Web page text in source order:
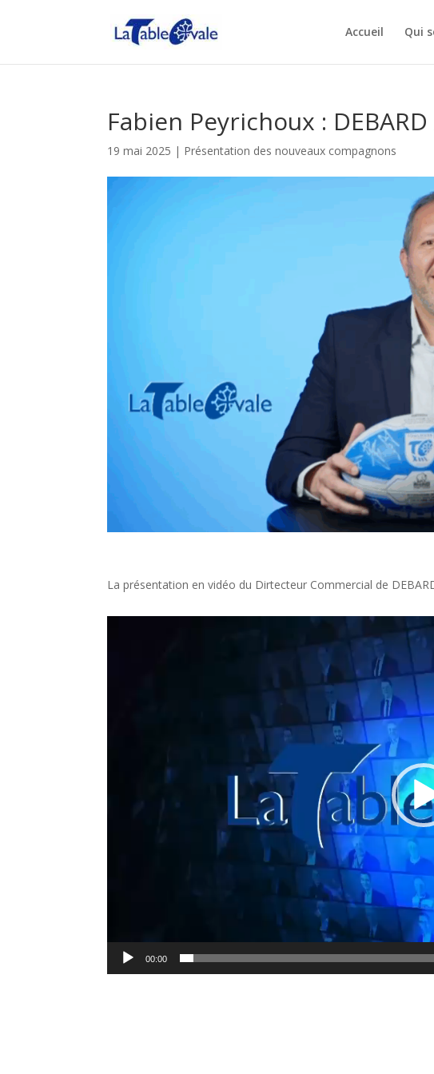
Accueil Qui
Fabien Peyrichoux :
19 mai 2025 | Présentation des nouveaux compagnons
La présentation en vidéo du Dirtecteur Commercial de
00:00